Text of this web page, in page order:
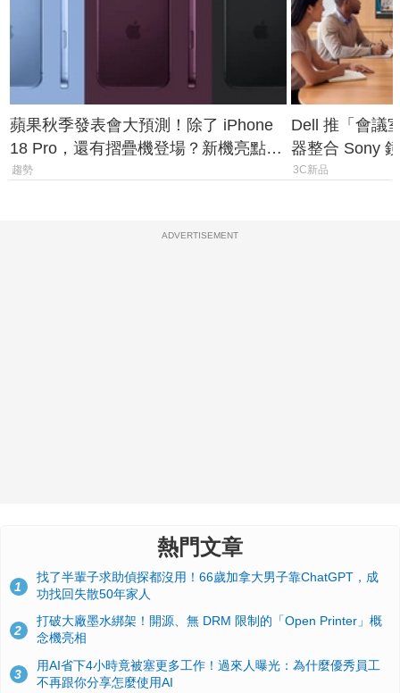
蘋果秋季發表會大預測！除了 iPhone
18 Pro，還有摺疊機登場？新機亮點預
測一次看
趨勢
Dell 推「會議
器整合 Sony
條 USB-C 就
3C新品
ADVERTISEMENT
熱門文章
1
找了半輩子求助偵探都沒用！66歲加拿大男子靠ChatGPT，成
功找回失散50年家人
2
打破大廠墨水綁架！開源、無 DRM 限制的「Open Printer」概
念機亮相
3
用AI省下4小時竟被塞更多工作！過來人曝光：為什麼優秀員工
不再跟你分享怎麼使用AI